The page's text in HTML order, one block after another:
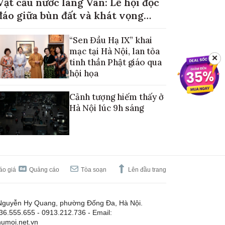
giữa bùn đất và khát vọng
“Sen Đầu Hạ IX” khai
mạc tại Hà Nội, lan tỏa
tinh thần Phật giáo qua
hội họa
Cảnh tượng hiếm thấy ở
Hà Nội lúc 9h sáng
giá Quảng cáo Tòa soạn Lên đầu trang
Hy Quang, phường Đống Đa, Hà Nội.
- 0913.212.736 - Email:
✕